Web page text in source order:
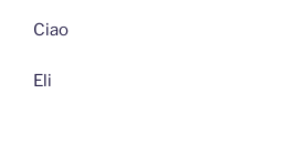
Ciao
Eli